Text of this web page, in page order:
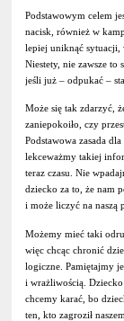
Podstawowym celem
nacisk, również w
lepiej uniknąć sytuacji,
Niestety, nie zawsze to
jeśli już – odpukać –
Może się tak zdarzyć,
zaniepokoiło, czy
Podstawowa zasada
lekceważmy takiej
teraz czasu. Nie
dziecko za to, że nam
i może liczyć na naszą
Możemy mieć taki
więc chcąc chronić
logiczne. Pamiętajmy
i wrażliwością.
chcemy karać, bo
ten, kto zagroził